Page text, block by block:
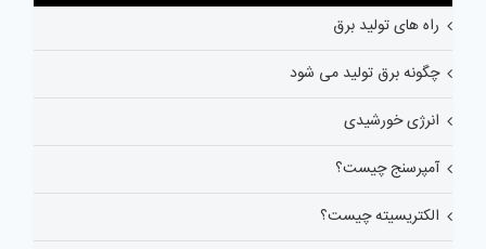
راه های تولید برق
چگونه برق تولید می شود
انرژی خورشیدی
آمپرسنج چیست؟
الکتریسیته چیست؟